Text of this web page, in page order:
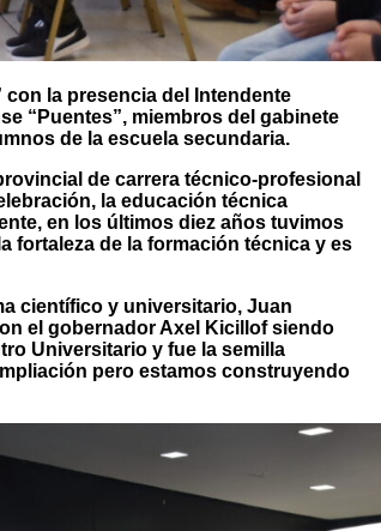
con la presencia del Intendente
“Puentes”, miembros del gabinete
de la escuela secundaria.
de carrera técnico-profesional
la educación técnica
en los últimos diez años tuvimos
fortaleza de la formación técnica y es
científico y universitario, Juan
el gobernador Axel Kicillof siendo
Universitario y fue la semilla
pero estamos construyendo